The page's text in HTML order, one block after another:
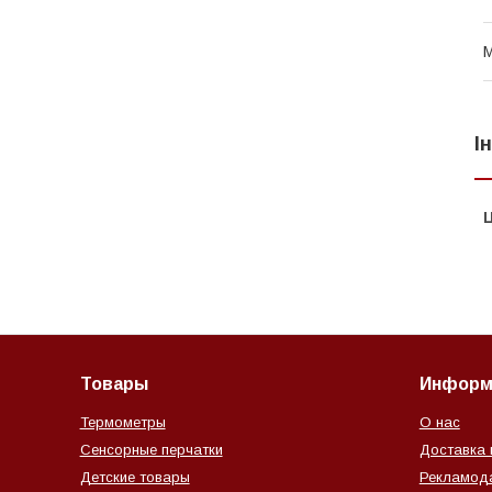
Товары
Термометры
Сенсорные перчатки
Детские товары
О нас
Доставка